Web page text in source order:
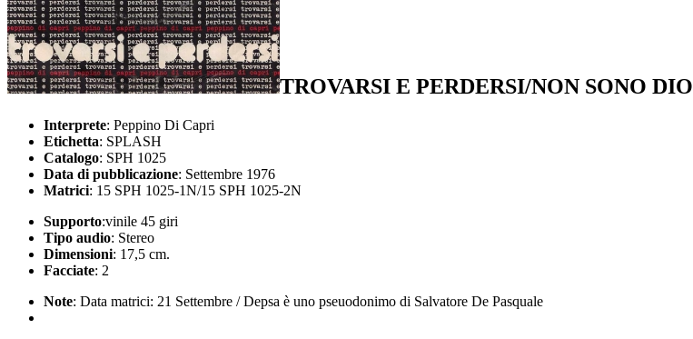
TROVARSI E PERDERSI/NON SONO DIO
Interprete: Peppino Di Capri
Etichetta: SPLASH
Catalogo: SPH 1025
Data di pubblicazione: Settembre 1976
Matrici: 15 SPH 1025-1N/15 SPH 1025-2N
Supporto:vinile 45 giri
Tipo audio: Stereo
Dimensioni: 17,5 cm.
Facciate: 2
Note: Data matrici: 21 Settembre / Depsa è uno pseuodonimo di Salvatore De Pasquale